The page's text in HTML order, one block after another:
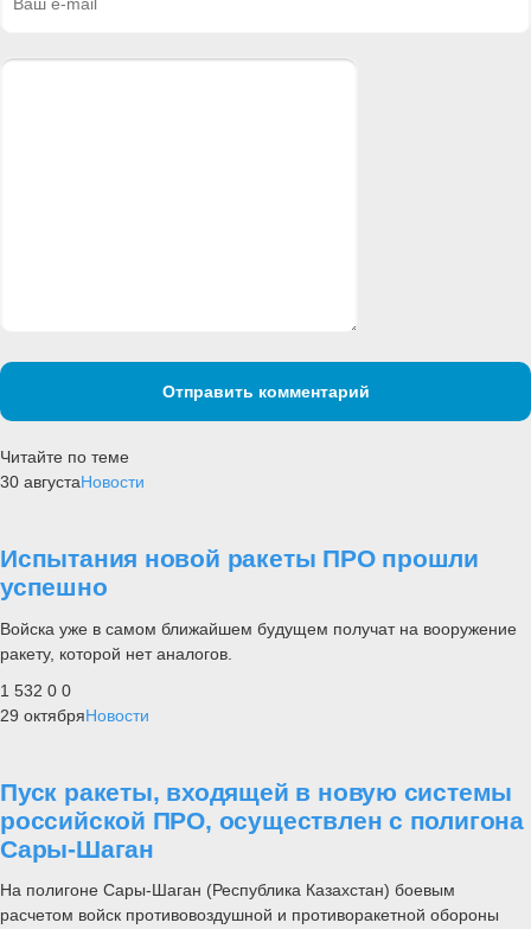
Отправить комментарий
Читайте по теме
30 августаНовости
Испытания новой ракеты ПРО прошли
успешно
Войска уже в самом ближайшем будущем получат на вооружение
ракету, которой нет аналогов.
1 532 0 0
29 октябряНовости
Пуск ракеты, входящей в новую системы
российской ПРО, осуществлен с полигона
Сары-Шаган
На полигоне Сары-Шаган (Республика Казахстан) боевым
расчетом войск противовоздушной и противоракетной обороны